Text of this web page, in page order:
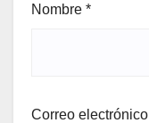
Nombre *
Correo electrónico